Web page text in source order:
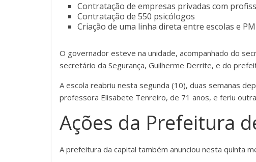
Contratação de empresas privadas com
Contratação de 550 psicólogos
Criação de uma linha direta entre escolas e PM
O governador esteve na unidade, acompanhado do
secretário da Segurança, Guilherme Derrite, e do
A escola reabriu nesta segunda (10), duas semanas
professora Elisabete Tenreiro, de 71 anos, e feriu
Ações da Prefeitura
A prefeitura da capital também anunciou nesta quinta